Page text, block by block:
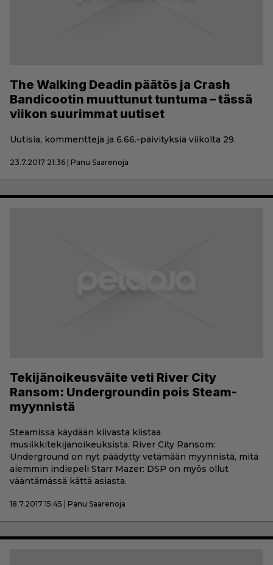
The Walking Deadin päätös ja Crash
Bandicootin muuttunut tuntuma – tässä
viikon suurimmat uutiset
Uutisia, kommentteja ja 6.66.-päivityksiä viikolta 29.
23.7.2017 21:36 | Panu Saarenoja
Tekijänoikeusväite veti River City
Ransom: Undergroundin pois Steam-
myynnistä
Steamissa käydään kiivasta kiistaa
musiikkitekijänoikeuksista. River City Ransom:
Underground on nyt päädytty vetämään myynnistä, mitä
aiemmin indiepeli Starr Mazer: DSP on myös ollut
vääntämässä kättä asiasta.
18.7.2017 15:45 | Panu Saarenoja